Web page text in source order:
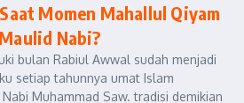
Momen Mahallul Qiyam
Nabi?
bulan Rabiul Awwal sudah menjadi
setiap tahunnya umat Islam
Muhammad Saw. tradisi demikian